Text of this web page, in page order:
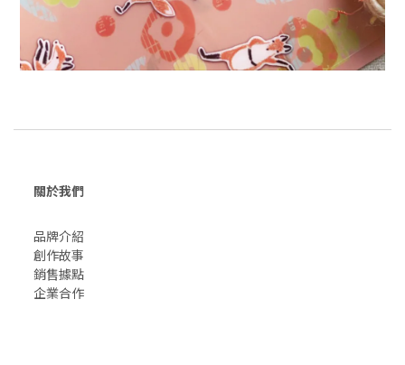
關於我們
品牌介紹
創作故事
​銷售據點
企業合作